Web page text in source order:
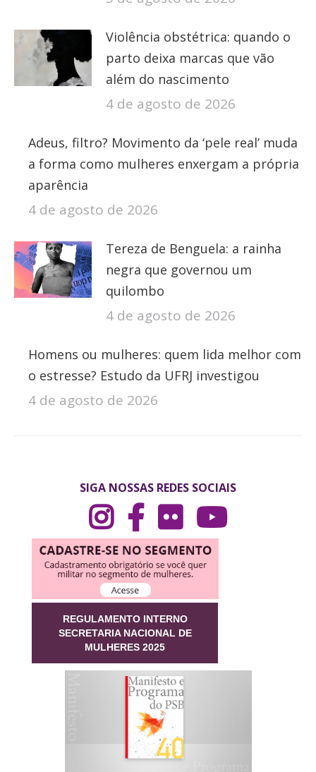
Violência obstétrica: quando o
parto deixa marcas que vão
além do nascimento
4 de agosto de 2026
Adeus, filtro? Movimento da ‘pele real’ muda
a forma como mulheres enxergam a própria
aparência
4 de agosto de 2026
Tereza de Benguela: a rainha
negra que governou um
quilombo
4 de agosto de 2026
Homens ou mulheres: quem lida melhor com
o estresse? Estudo da UFRJ investigou
4 de agosto de 2026
SIGA NOSSAS REDES SOCIAIS
REGULAMENTO INTERNO
SECRETARIA NACIONAL DE
MULHERES 2025